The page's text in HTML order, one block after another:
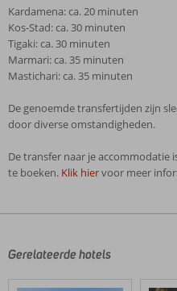
Kardamena: ca. 20 minuten
Kos-Stad: ca. 30 minuten
Tigaki: ca. 30 minuten
Marmari: ca. 35 minuten
Mastichari: ca. 35 minuten
De genoemde transfertijden zijn
door diverse omstandigheden.
De transfer naar je accommodatie
te boeken. Klik hiervoor meer
door
klanten
Gerelateerde hotels